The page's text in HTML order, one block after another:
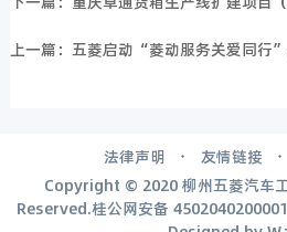
上一篇：五菱启动“菱动服务关爱同行
法律声明 友情链接
Copyright © 2020 柳州五菱汽车
Reserved.桂公网安备